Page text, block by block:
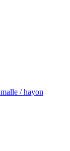
/ hayon